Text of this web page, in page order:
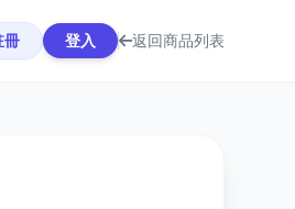
冊 登入 返回商品列表